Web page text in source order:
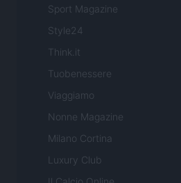
Sport Magazine
Style24
Think.it
Tuobenessere
Viaggiamo
Nonne Magazine
Milano Cortina
Luxury Club